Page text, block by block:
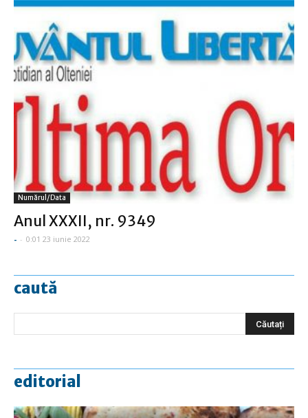
Numărul/data
Anul XXXII, nr. 9349
- - 0:01 23 iunie 2022
caută
editorial